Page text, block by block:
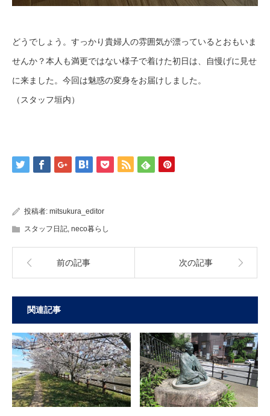
どうでしょう。すっかり貴婦人の雰囲気が漂っているとおもいま
せんか？本人も満更ではない様子で着けた初日は、自慢げに見せ
に来ました。今回は魅惑の変身をお届けしました。
（スタッフ垣内）
投稿者: mitsukura_editor
スタッフ日記, neco暮らし
前の記事 次の記事
関連記事